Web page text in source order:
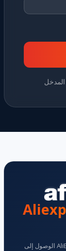
يتيح لك البرنامج الشريك لـ AliExpress (Ali Express) الوصول إلى